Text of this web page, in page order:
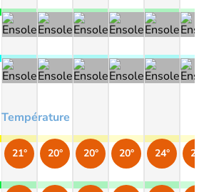
Température
21° 20° 20° 20° 24°